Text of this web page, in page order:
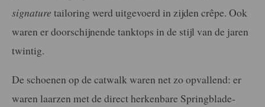
signature tailoring werd uitgevoerd in zijden crêpe. Ook
waren er doorschijnende tanktops in de stijl van de jaren
twintig.
De schoenen op de catwalk waren net zo opvallend: er
waren laarzen met de direct herkenbare Springblade-